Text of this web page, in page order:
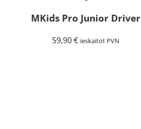
MKids Pro Junior Driver
59,90€ ieskaitot PVN